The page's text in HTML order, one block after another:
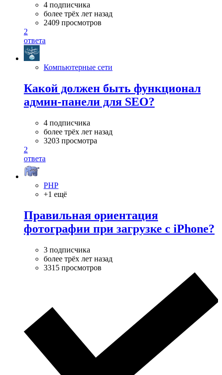
4 подписчика
более трёх лет назад
2409 просмотров
2
ответа
Компьютерные сети
Какой должен быть функционал
админ-панели для SEO?
4 подписчика
более трёх лет назад
3203 просмотра
2
ответа
PHP
+1 ещё
Правильная ориентация
фотографии при загрузке с iPhone?
3 подписчика
более трёх лет назад
3315 просмотров